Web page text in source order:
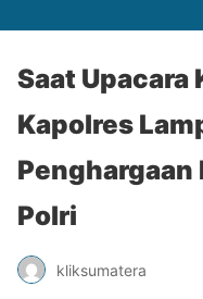
Saat Upacara
Kapolres
Penghargaan
Polri
kliksumatera